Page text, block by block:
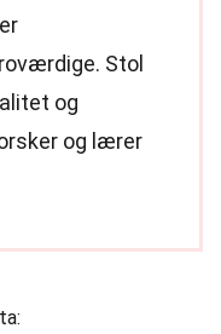
Stol
og
og lærer